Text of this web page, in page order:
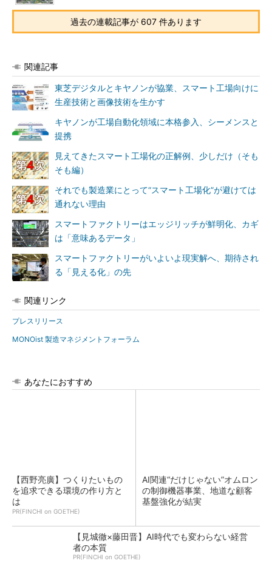
過去の連載記事が 607 件あります
関連記事
東芝デジタルとキヤノンが協業、スマート工場向けに
生産技術と画像技術を生かす
キヤノンが工場自動化領域に本格参入、シーメンスと
提携
見えてきたスマート工場化の正解例、少しだけ（そも
そも編）
それでも製造業にとって“スマート工場化”が避けては
通れない理由
スマートファクトリーはエッジリッチが鮮明化、カギ
は「意味あるデータ」
スマートファクトリーがいよいよ現実解へ、期待され
る「見える化」の先
関連リンク
プレスリリース
MONOist 製造マネジメントフォーラム
あなたにおすすめ
【西野亮廣】つくりたいもの
を追求できる環境の作り方と
は
PR(FINCHI on GOETHE)
AI関連“だけじゃない”オムロン
の制御機器事業、地道な顧客
基盤強化が結実
【見城徹×藤田晋】AI時代でも変わらない経営
者の本質
PR(FINCHI on GOETHE)